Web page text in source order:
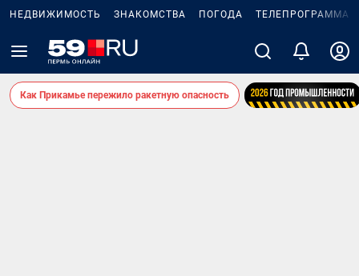
НЕДВИЖИМОСТЬ ЗНАКОМСТВА ПОГОДА ТЕЛЕПРОГРАММА
Как Прикамье пережило ракетную опасность